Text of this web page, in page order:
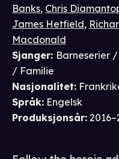
Banks, Chris
James Hetfield,
Macdonald
Sjanger: Barneserier
/ Familie
Nasjonalitet:
Språk: Engelsk
Produksjonsår: